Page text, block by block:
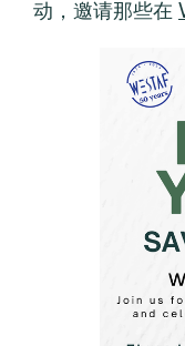
动，邀请那些在